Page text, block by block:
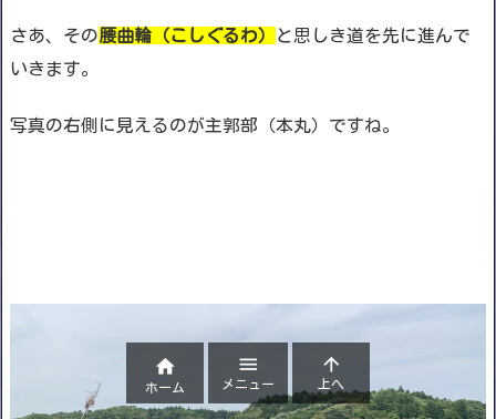
さあ、その腰曲輪（こしぐるわ）
と思しき道を先に進んで
いきます。
写真の右側に見えるのが主郭部（本丸）ですね。

ホーム

メニュー

上へ